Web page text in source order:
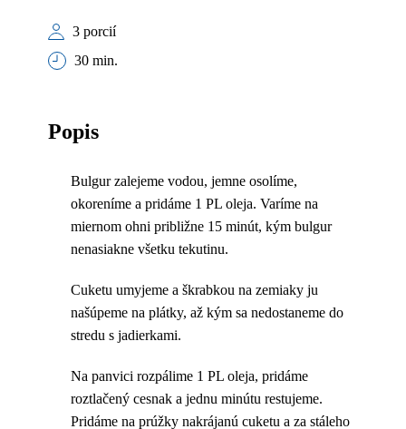
3 porcií
30 min.
Popis
Bulgur zalejeme vodou, jemne osolíme,
okoreníme a pridáme 1 PL oleja. Varíme na
miernom ohni približne 15 minút, kým bulgur
nenasiakne všetku tekutinu.
Cuketu umyjeme a škrabkou na zemiaky ju
našúpeme na plátky, až kým sa nedostaneme do
stredu s jadierkami.
Na panvici rozpálime 1 PL oleja, pridáme
roztlačený cesnak a jednu minútu restujeme.
Pridáme na prúžky nakrájanú cuketu a za stáleho